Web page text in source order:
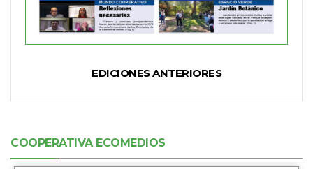
EDICIONES ANTERIORES
COOPERATIVA ECOMEDIOS